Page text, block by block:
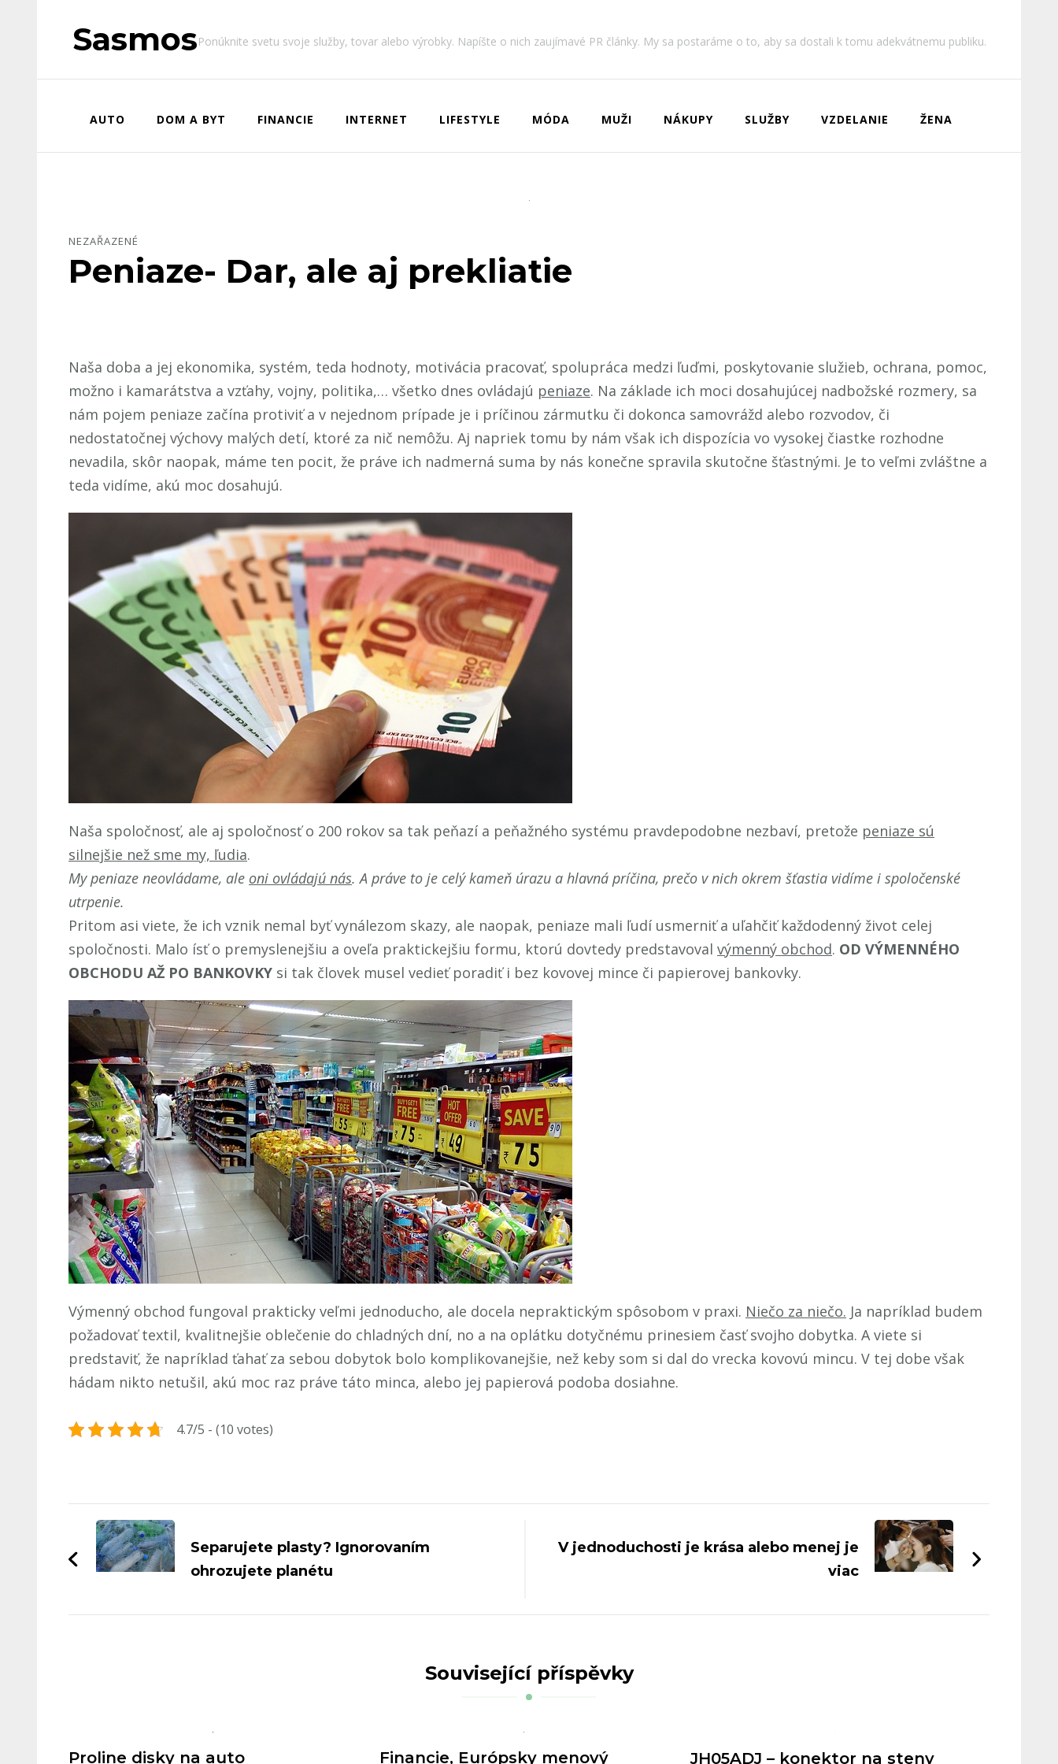
SasmosPonúknite svetu svoje služby, tovar alebo výrobky. Napíšte o nich zaujímavé PR články. My sa postaráme o to, aby sa dostali k tomu adekvátnemu publiku.
AUTO DOM A BYT FINANCIE INTERNET LIFESTYLE MÓDA MUŽI NÁKUPY SLUŽBY VZDELANIE ŽENA
NEZAŘAZENÉ
Peniaze- Dar, ale aj prekliatie
Naša doba a jej ekonomika, systém, teda hodnoty, motivácia pracovať, spolupráca medzi ľuďmi, poskytovanie služieb, ochrana, pomoc,
možno i kamarátstva a vzťahy, vojny, politika,… všetko dnes ovládajú peniaze. Na základe ich moci dosahujúcej nadbožské rozmery, sa
nám pojem peniaze začína protiviť a v nejednom prípade je i príčinou zármutku či dokonca samovrážd alebo rozvodov, či
nedostatočnej výchovy malých detí, ktoré za nič nemôžu. Aj napriek tomu by nám však ich dispozícia vo vysokej čiastke rozhodne
nevadila, skôr naopak, máme ten pocit, že práve ich nadmerná suma by nás konečne spravila skutočne šťastnými. Je to veľmi zvláštne a
teda vidíme, akú moc dosahujú.
Naša spoločnosť, ale aj spoločnosť o 200 rokov sa tak peňazí a peňažného systému pravdepodobne nezbaví, pretože peniaze sú
silnejšie než sme my, ľudia.
My peniaze neovládame, ale oni ovládajú nás. A práve to je celý kameň úrazu a hlavná príčina, prečo v nich okrem šťastia vidíme i spoločenské
utrpenie.
Pritom asi viete, že ich vznik nemal byť vynálezom skazy, ale naopak, peniaze mali ľudí usmerniť a uľahčiť každodenný život celej
spoločnosti. Malo ísť o premyslenejšiu a oveľa praktickejšiu formu, ktorú dovtedy predstavoval výmenný obchod. OD VÝMENNÉHO
OBCHODU AŽ PO BANKOVKY si tak človek musel vedieť poradiť i bez kovovej mince či papierovej bankovky.
Výmenný obchod fungoval prakticky veľmi jednoducho, ale docela nepraktickým spôsobom v praxi. Niečo za niečo. Ja napríklad budem
požadovať textil, kvalitnejšie oblečenie do chladných dní, no a na oplátku dotyčnému prinesiem časť svojho dobytka. A viete si
predstaviť, že napríklad ťahať za sebou dobytok bolo komplikovanejšie, než keby som si dal do vrecka kovovú mincu. V tej dobe však
hádam nikto netušil, akú moc raz práve táto minca, alebo jej papierová podoba dosiahne.
4.7/5 - (10 votes)
Navigace
příspěvkuSeparujete plasty? Ignorovaním
ohrozujete planétu
V jednoduchosti je krása alebo menej je
viac
Související příspěvky
Proline disky na auto Financie, Európsky menový JH05ADJ – konektor na steny